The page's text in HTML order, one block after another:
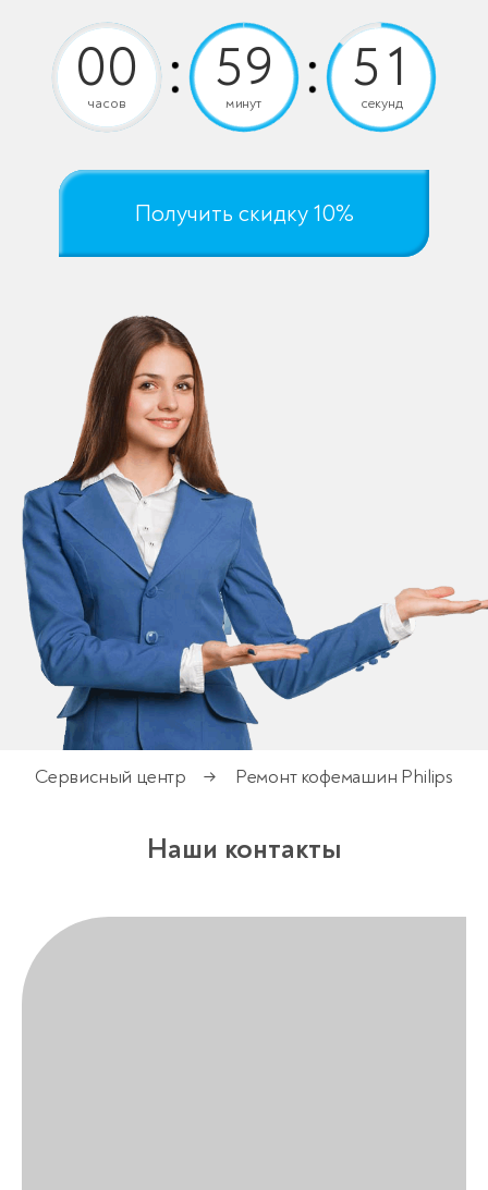
часов минут секунд
Получить скидку 10%
Сервисный центр → Ремонт кофемашин Philips
Наши контакты